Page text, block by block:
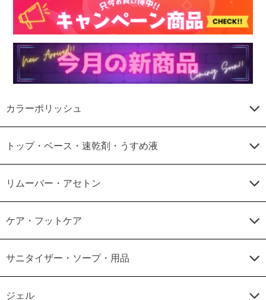
カラーポリッシュ
トップ・ベース・速乾剤・うすめ液
リムーバー・アセトン
ケア・フットケア
サニタイザー・ソープ・用品
ジェル